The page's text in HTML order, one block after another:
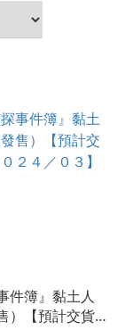
件簿』黏土人
）【預計交貨